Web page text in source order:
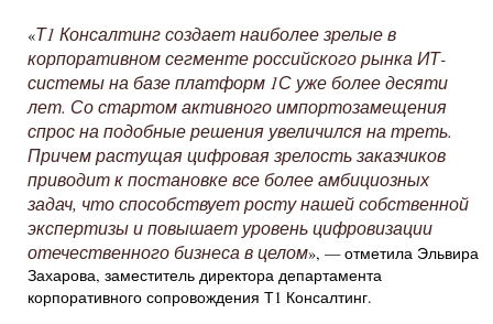
«Т1 Консалтинг создает наиболее зрелые в
корпоративном сегменте российского рынка ИТ-
системы на базе платформ 1С уже более десяти
лет. Со стартом активного импортозамещения
спрос на подобные решения увеличился на треть.
Причем растущая цифровая зрелость заказчиков
приводит к постановке все более амбициозных
задач, что способствует росту нашей собственной
экспертизы и повышает уровень цифровизации
отечественного бизнеса в целом», — отметила Эльвира
Захарова, заместитель директора департамента
корпоративного сопровождения Т1 Консалтинг.